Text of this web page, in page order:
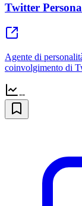
Twitter
Agente di
coinvolgimento di
--